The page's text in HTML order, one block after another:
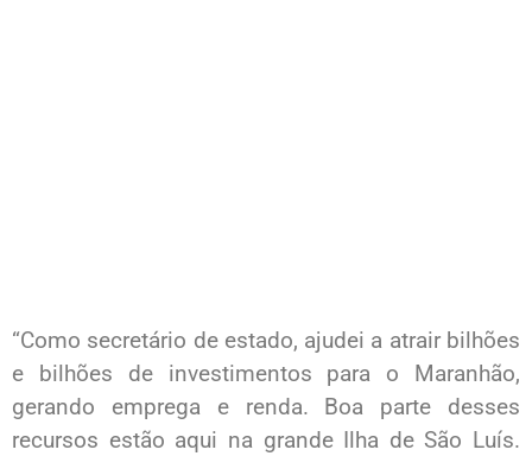
“Como secretário de estado, ajudei a atrair bilhões
e bilhões de investimentos para o Maranhão,
gerando emprega e renda. Boa parte desses
recursos estão aqui na grande Ilha de São Luís.